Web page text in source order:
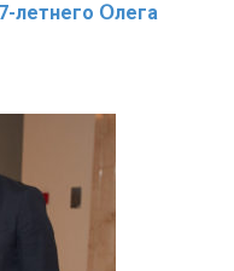
лeтнего Օлега